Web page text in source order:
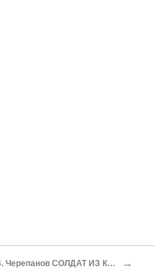
В. Черепанов СОЛДАТ ИЗ КРЕПОСТИ НАД БУГОМ →